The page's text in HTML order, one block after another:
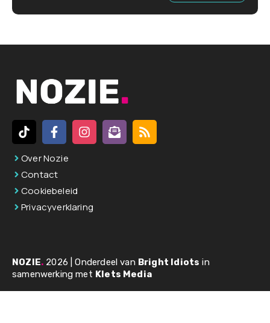
Over Nozie
Contact
Cookiebeleid
Privacyverklaring
NOZIE. 2026 | Onderdeel van Bright Idiots in
samenwerking met Klets Media